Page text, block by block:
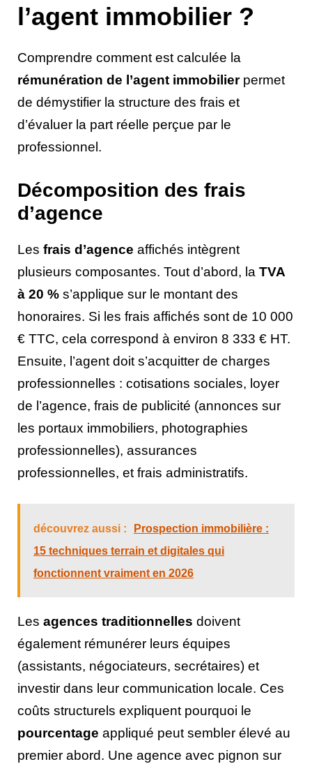
l’agent immobilier ?
Comprendre comment est calculée la
rémunération de l’agent immobilierpermet
de démystifier la structure des frais et
d’évaluer la part réelle perçue par le
professionnel.
Décomposition des frais
d’agence
Les frais d’agence affichés intègrent
plusieurs composantes. Tout d’abord, la TVA
à 20 % s’applique sur le montant des
honoraires. Si les frais affichés sont de 10 000
€ TTC, cela correspond à environ 8 333 € HT.
Ensuite, l’agent doit s’acquitter de charges
professionnelles : cotisations sociales, loyer
de l’agence, frais de publicité (annonces sur
les portaux immobiliers, photographies
professionnelles), assurances
professionnelles, et frais administratifs.
découvrez aussi :
Prospection immobilière :
15 techniques terrain et digitales qui
fonctionnent vraiment en 2026
Les agences traditionnelles doivent
également rémunérer leurs équipes
(assistants, négociateurs, secrétaires) et
investir dans leur communication locale. Ces
coûts structurels expliquent pourquoi le
pourcentage appliqué peut sembler élevé au
premier abord. Une agence avec pignon sur